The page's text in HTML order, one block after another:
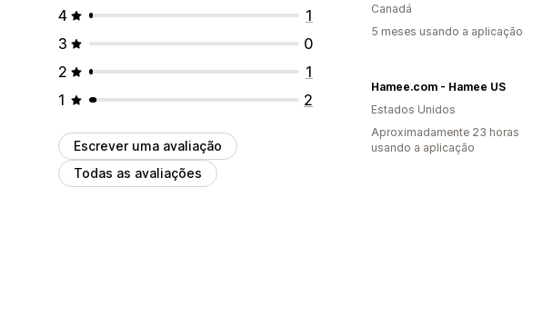
4
1
3
0
2
1
1
2
Escrever uma avaliação
Todas as avaliações
Canadá
5 meses usando a aplicação
Hamee.com - Hamee US
Estados Unidos
Aproximadamente 23 horas
usando a aplicação